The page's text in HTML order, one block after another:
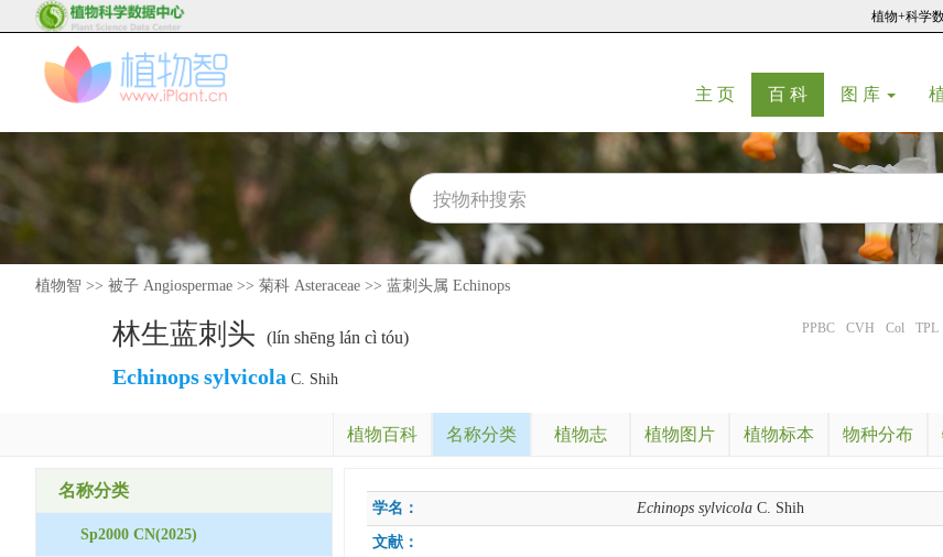
植物+科学
主 页(current)
百 科(current)
图 库
植物智 >> 被子 Angiospermae >> 菊科 Asteraceae >> 蓝刺头属 Echinops
林生蓝刺头 (lín shēng lán cì tóu) PPBC CVH Col TPL
Echinopssylvicola C. Shih
植物百科 名称分类 植物志 植物图片 植物标本 物种分布
名称分类
Sp2000 CN(2025)
学名： Echinops sylvicola C. Shih
文献：